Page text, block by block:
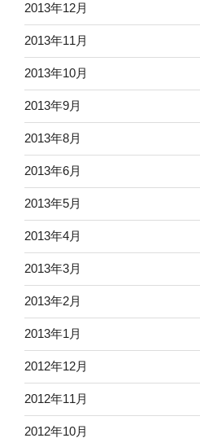
2013年12月
2013年11月
2013年10月
2013年9月
2013年8月
2013年6月
2013年5月
2013年4月
2013年3月
2013年2月
2013年1月
2012年12月
2012年11月
2012年10月